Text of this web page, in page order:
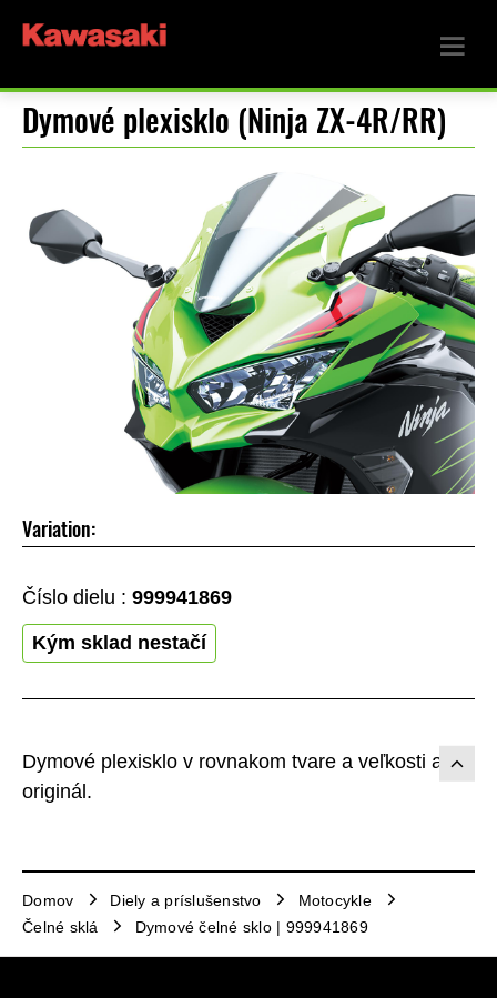
Dymové plexisklo (Ninja ZX-4R/RR)
Dymové plexisklo v rovnakom tvare a veľkosti ako
originál.
Variation:
Číslo dielu : 999941869
Kým sklad nestačí
Domov Diely a príslušenstvo
Motocykle
Čelné sklá
Dymové čelné sklo | 999941869